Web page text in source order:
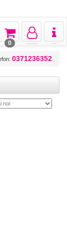
Toggle
Toggle
navigation
Toggle
navigation
0
0371236352